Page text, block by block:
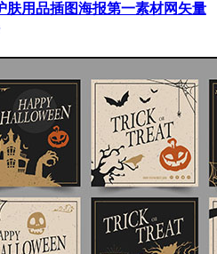
肤用品插图海报第一素材网矢量